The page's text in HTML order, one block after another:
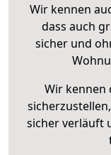
Wir kennen
dass auch
sicher und
Wir kennen
sicher verläuft